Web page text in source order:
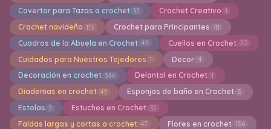
Covertor para Tazas a crochet 33 Crochet Creativo 1
Crochet navideño 113 Crochet para Principantes 41
Cuadros de la Abuela en Crochet 49 Cuellos en Crochet 20
Cuidados para Nuestros Tejedores 1 Decor 4
Decoración en crochet 344 Delantal en Crochet 1
Diademas en crochet 49 Esponjas de baño en Crochet 5
Estolas 3 Estuches en Crochet 32
Faldas largas y cortas a crochet 47 Flores en crochet 156